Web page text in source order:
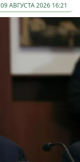
09 АВГУСТА 2026 16:21